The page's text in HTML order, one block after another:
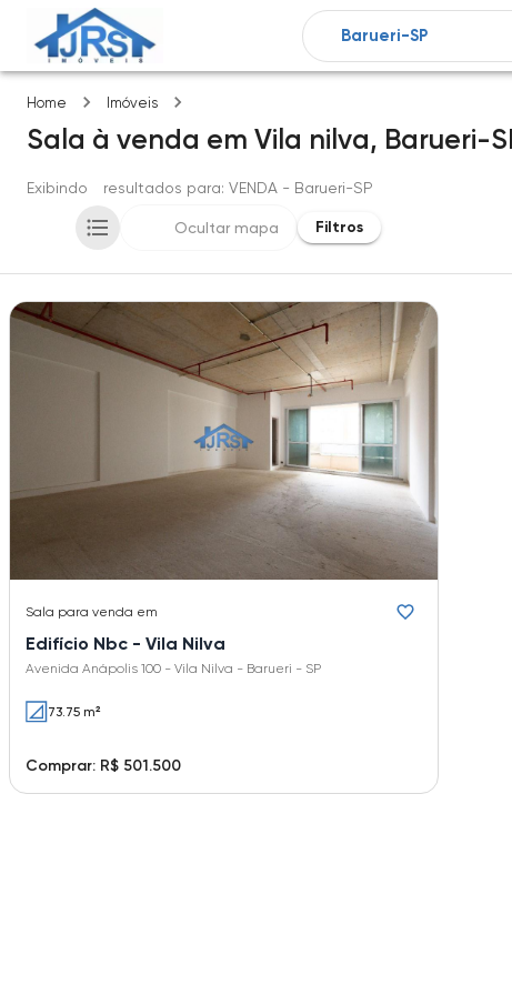
Home Imóveis
Sala à venda em Vila nilva, Barueri-
Exibindo resultados para: VENDA - Barueri-SP
Ocultar mapa Filtros
Sala para venda em
Edifício Nbc - Vila Nilva
Avenida Anápolis 100 - Vila Nilva - Barueri - SP
73.75 m²
Comprar: R$ 501.500